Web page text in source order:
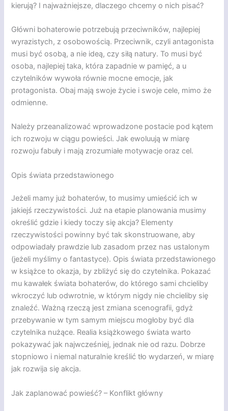
kierują? I najważniejsze, dlaczego chcemy o nich pisać?
Główni bohaterowie potrzebują przeciwników, najlepiej
wyrazistych, z osobowością. Przeciwnik, czyli antagonista
musi być osobą, a nie ideą, czy siłą natury. To musi być
osoba, najlepiej taka, która zapadnie w pamięć, a u
czytelników wywoła równie mocne emocje, jak
protagonista. Obaj mają swoje życie i swoje cele, mimo że
odmienne.
Należy przeanalizować wprowadzone postacie pod kątem
ich rozwoju w ciągu powieści. Jak ewoluują w miarę
rozwoju fabuły i mają zrozumiałe motywacje oraz cel.
Opis świata przedstawionego
Jeżeli mamy już bohaterów, to musimy umieścić ich w
jakiejś rzeczywistości. Już na etapie planowania musimy
określić gdzie i kiedy toczy się akcja? Elementy
rzeczywistości powinny być tak skonstruowane, aby
odpowiadały prawdzie lub zasadom przez nas ustalonym
(jeżeli myślimy o fantastyce). Opis świata przedstawionego
w książce to okazja, by zbliżyć się do czytelnika. Pokazać
mu kawałek świata bohaterów, do którego sami chcieliby
wkroczyć lub odwrotnie, w którym nigdy nie chcieliby się
znaleźć. Ważną rzeczą jest zmiana scenografii, gdyż
przebywanie w tym samym miejscu mogłoby być dla
czytelnika nużące. Realia książkowego świata warto
pokazywać jak najwcześniej, jednak nie od razu. Dobrze
stopniowo i niemal naturalnie kreślić tło wydarzeń, w miarę
jak rozwija się akcja.
Jak zaplanować powieść? – Konflikt główny